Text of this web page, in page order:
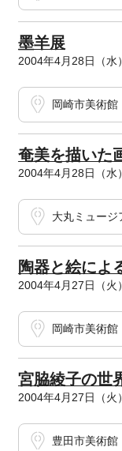
墨羊展
2004年4月28日（水
岡崎市美術館
奄美を描いた
2004年4月28日（水
大丸ミュージ
陶器と絵によ
2004年4月27日（火
岡崎市美術館
宮脇綾子の世
2004年4月27日（火
豊田市美術館